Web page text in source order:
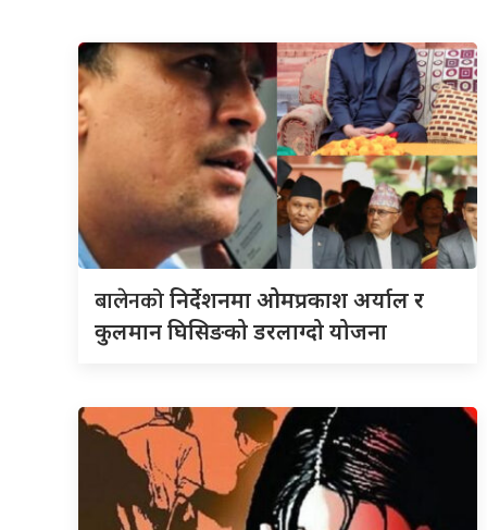
बालेनकोनिर्देशनमा ओमप्रकाश अर्याल र
कुलमान घिसिङको डरलाग्दो योजना